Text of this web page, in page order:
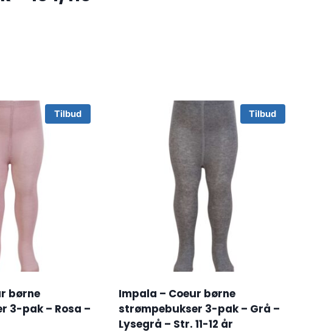
Tilbud
børne
3-pak – Rosa –
Tilbud
Impala – Coeur børne
strømpebukser 3-pak – Grå –
Lysegrå – Str. 11-12 år